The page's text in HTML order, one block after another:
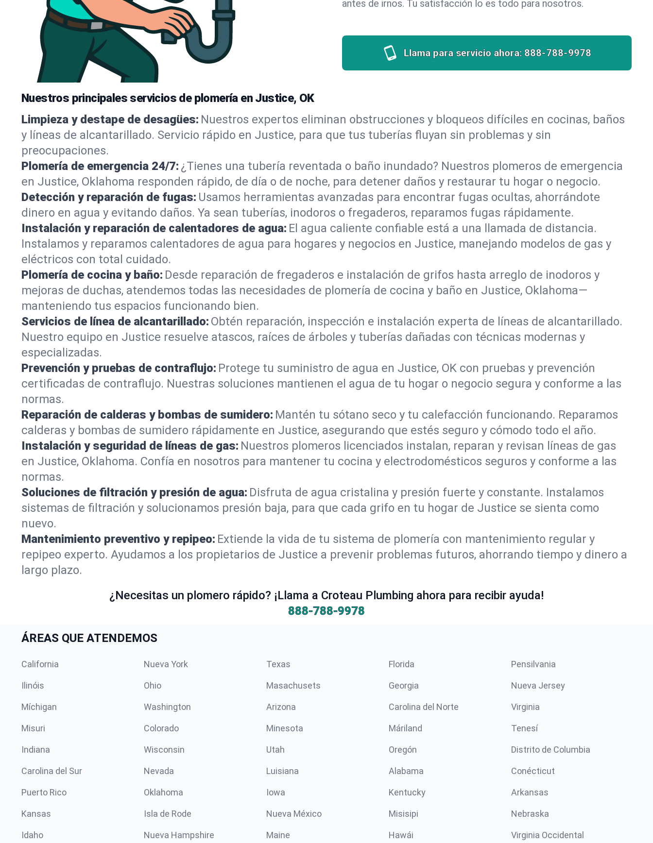
antes de irnos. Tu satisfacción lo es todo para nosotros.
Llama para servicio ahora: 888-788-9978
Nuestros principales servicios de plomería en Justice, OK
Limpieza y destape de desagües: Nuestros expertos eliminan obstrucciones y bloqueos difíciles en cocinas, baños
y líneas de alcantarillado. Servicio rápido en Justice, para que tus tuberías fluyan sin problemas y sin
preocupaciones.
Plomería de emergencia 24/7: ¿Tienes una tubería reventada o baño inundado? Nuestros plomeros de emergencia
en Justice, Oklahoma responden rápido, de día o de noche, para detener daños y restaurar tu hogar o negocio.
Detección y reparación de fugas: Usamos herramientas avanzadas para encontrar fugas ocultas, ahorrándote
dinero en agua y evitando daños. Ya sean tuberías, inodoros o fregaderos, reparamos fugas rápidamente.
Instalación y reparación de calentadores de agua: El agua caliente confiable está a una llamada de distancia.
Instalamos y reparamos calentadores de agua para hogares y negocios en Justice, manejando modelos de gas y
eléctricos con total cuidado.
Plomería de cocina y baño: Desde reparación de fregaderos e instalación de grifos hasta arreglo de inodoros y
mejoras de duchas, atendemos todas las necesidades de plomería de cocina y baño en Justice, Oklahoma—
manteniendo tus espacios funcionando bien.
Servicios de línea de alcantarillado: Obtén reparación, inspección e instalación experta de líneas de alcantarillado.
Nuestro equipo en Justice resuelve atascos, raíces de árboles y tuberías dañadas con técnicas modernas y
especializadas.
Prevención y pruebas de contraflujo: Protege tu suministro de agua en Justice, OK con pruebas y prevención
certificadas de contraflujo. Nuestras soluciones mantienen el agua de tu hogar o negocio segura y conforme a las
normas.
Reparación de calderas y bombas de sumidero: Mantén tu sótano seco y tu calefacción funcionando. Reparamos
calderas y bombas de sumidero rápidamente en Justice, asegurando que estés seguro y cómodo todo el año.
Instalación y seguridad de líneas de gas: Nuestros plomeros licenciados instalan, reparan y revisan líneas de gas
en Justice, Oklahoma. Confía en nosotros para mantener tu cocina y electrodomésticos seguros y conforme a las
normas.
Soluciones de filtración y presión de agua: Disfruta de agua cristalina y presión fuerte y constante. Instalamos
sistemas de filtración y solucionamos presión baja, para que cada grifo en tu hogar de Justice se sienta como
nuevo.
Mantenimiento preventivo y repipeo: Extiende la vida de tu sistema de plomería con mantenimiento regular y
repipeo experto. Ayudamos a los propietarios de Justice a prevenir problemas futuros, ahorrando tiempo y dinero a
largo plazo.
¿Necesitas un plomero rápido? ¡Llama a Croteau Plumbing ahora para recibir ayuda!
888-788-9978
ÁREAS QUE ATENDEMOS
California Nueva York Texas Florida Pensilvania
Ilinóis Ohio Masachusets Georgia Nueva Jersey
Míchigan Washington Arizona Carolina del Norte Virginia
Misuri Colorado Minesota Máriland Tenesí
Indiana Wisconsin Utah Oregón Distrito de Columbia
Carolina del Sur Nevada Luisiana Alabama Conécticut
Puerto Rico Oklahoma Iowa Kentucky Arkansas
Kansas Isla de Rode Nueva México Misisipi Nebraska
Idaho Nueva Hampshire Maine Hawái Virginia Occidental